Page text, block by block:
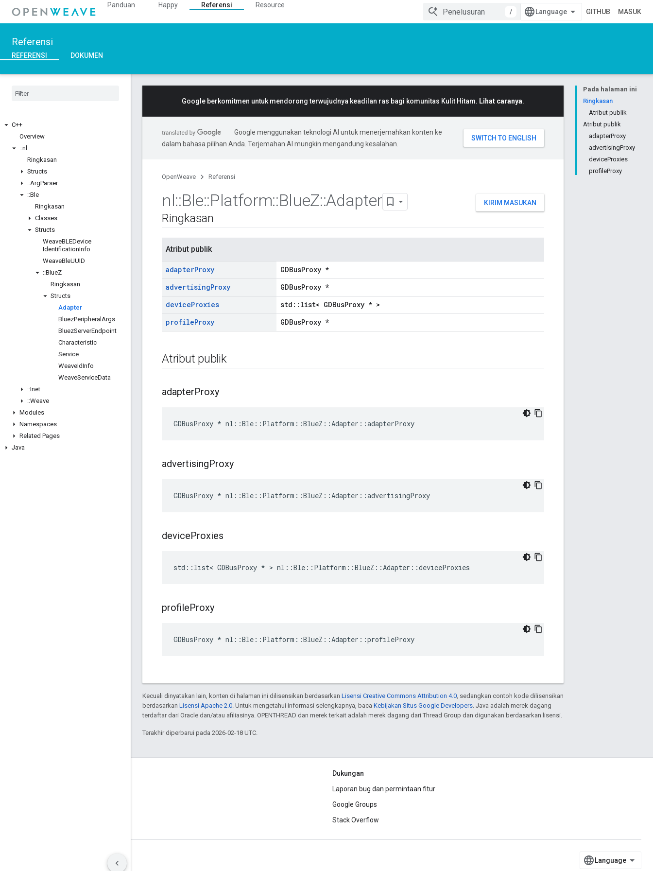
Panduan Happy Referensi
Resource
/
GITHUB MASUK
Referensi
REFERENSI DOKUMEN
C++
Overview
::nl
Ringkasan
Structs
::ArgParser
::Ble
Ringkasan
Classes
Structs
WeaveBLEDevice
IdentificationInfo
WeaveBleUUID
::BlueZ
Ringkasan
Structs
Adapter
BluezPeripheral Args
BluezServerEndpoint
Characteristic
Service
WeaveIdInfo
WeaveServiceData
::Inet
::Weave
Modules
Namespaces
Related Pages
Java
Pada halaman ini
Ringkasan
Atribut publik
Atribut publik
adapterProxy
advertisingProxy
deviceProxies
profileProxy
Google berkomitmen untuk mendorong terwujudnya keadilan ras bagi komunitas Kulit Hitam. Lihat caranya.
Google menggunakan teknologi AI untuk menerjemahkan konten ke
dalam bahasa pilihan Anda. Terjemahan AI mungkin mengandung kesalahan.
OpenWeave Referensi
KIRIM MASUKAN
nl::Ble::Platform::BlueZ::Adapter
Ringkasan
Atribut publik
adapterProxy
GDBusProxy *
advertisingProxy
GDBusProxy *
deviceProxies
std::list< GDBusProxy * >
profileProxy GDBusProxy *
Atribut publik
adapterProxy
GDBusProxy * nl::Ble::Platform::BlueZ::Adapter::adapterProxy
advertisingProxy
GDBusProxy * nl::Ble::Platform::BlueZ::Adapter::advertisingProxy
deviceProxies
std::list< GDBusProxy * > nl::Ble::Platform::BlueZ::Adapter::deviceProxies
profileProxy
GDBusProxy * nl::Ble::Platform::BlueZ::Adapter::profileProxy
Kecuali dinyatakan lain, konten di halaman ini dilisensikan berdasarkan Lisensi Creative Commons Attribution 4.0, sedangkan contoh kode dilisensikan
berdasarkan Lisensi Apache 2.0. Untuk mengetahui informasi selengkapnya, baca Kebijakan Situs Google Developers. Java adalah merek dagang
terdaftar dari Oracle dan/atau afiliasinya. OPENTHREAD dan merek terkait adalah merek dagang dari Thread Group dan digunakan berdasarkan lisensi.
Terakhir diperbarui pada 2026-02-18 UTC.
Dukungan
Laporan bug dan permintaan fitur
Google Groups
Stack Overflow
Manage cookies